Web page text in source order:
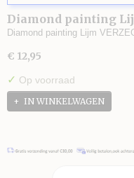
Diamond painting
Diamond painting Lijm
€ 12,95
✓ Op voorraad
IN WINKELWAGEN